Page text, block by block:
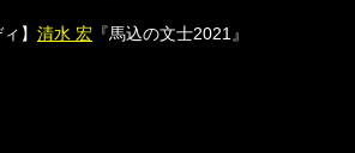
】 清水 宏 『馬込の文士2021』